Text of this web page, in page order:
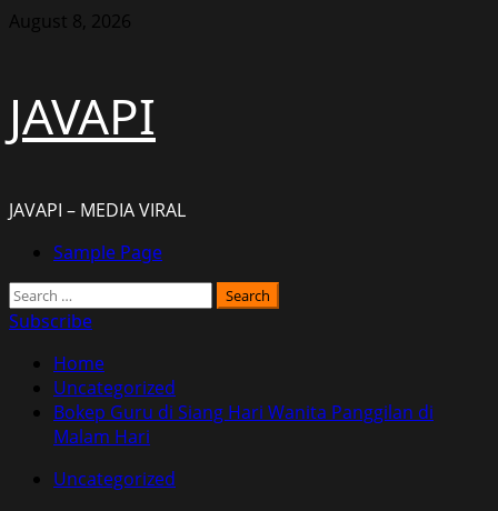
Skip
August 8, 2026
JAVAPI
JAVAPI – MEDIA VIRAL
PrimarySample Page
Search
for:
Subscribe
Home
Uncategorized
Bokep Guru di Siang Hari Wanita Panggilan di
Malam Hari
Uncategorized